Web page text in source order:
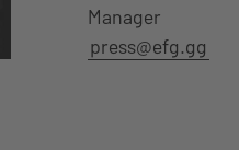
Manager
press@efg.gg